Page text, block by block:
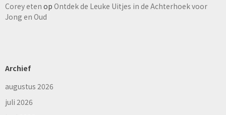
Corey eten op Ontdek de Leuke Uitjes in de Achterhoek voor
Jong en Oud
Archief
augustus 2026
juli 2026